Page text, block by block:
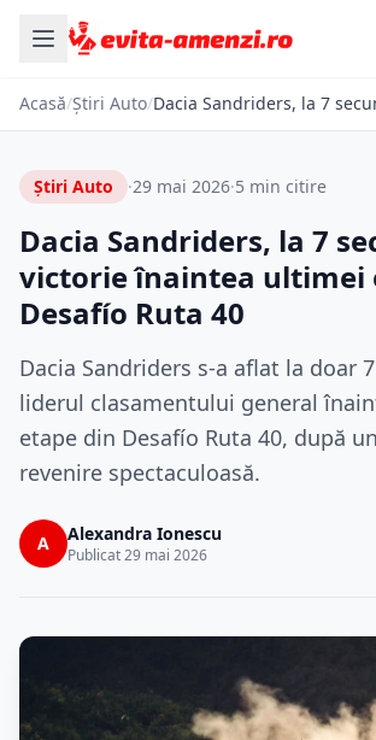
Acasă/Știri Auto/
Știri Auto ·29 mai 2026·5 min citire
Dacia Sandriders, la 7
victorie înaintea ultimei
Desafío Ruta 40
Dacia Sandriders s-a aflat la doar
liderul clasamentului general
etape din Desafío Ruta 40, după
revenire spectaculoasă.
A Alexandra Ionescu
Publicat 29 mai 2026